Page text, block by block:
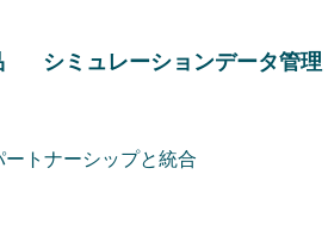
シミュレーションデータ管理
トナーシップと統合